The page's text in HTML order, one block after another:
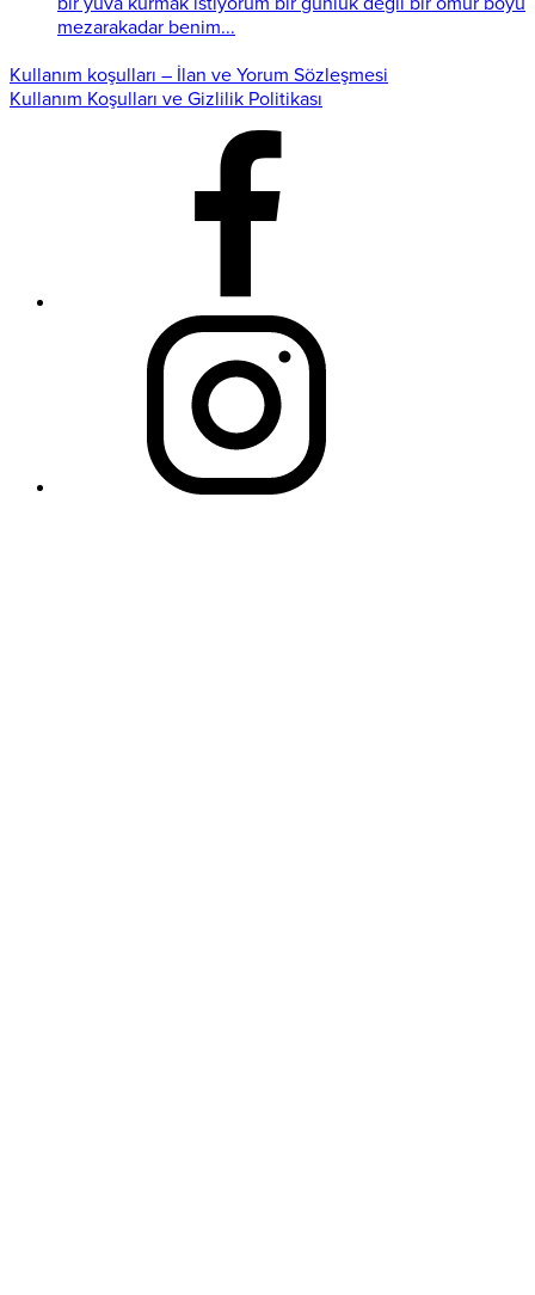
mezarakadar benim...
Kullanım koşulları – İlan ve Yorum Sözleşmesi
Kullanım Koşulları ve Gizlilik Politikası